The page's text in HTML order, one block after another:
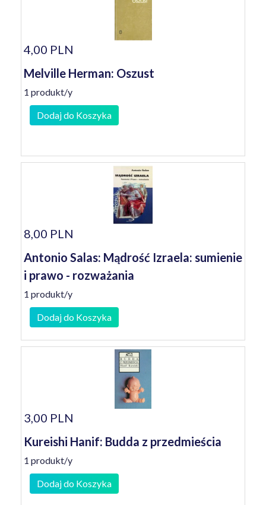
4,00 PLN
Melville Herman: Oszust
1 produkt/y
Dodaj do Koszyka
8,00 PLN
Antonio Salas: Mądrość Izraela: sumienie
i prawo - rozważania
1 produkt/y
Dodaj do Koszyka
3,00 PLN
Kureishi Hanif: Budda z przedmieścia
1 produkt/y
Dodaj do Koszyka